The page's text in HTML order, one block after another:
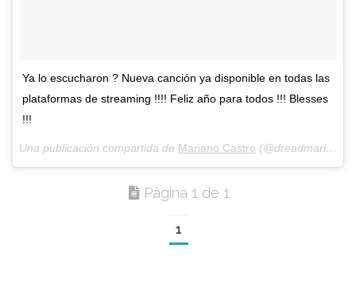
Ya lo escucharon ? Nueva canción ya disponible en todas las
plataformas de streaming !!!! Feliz año para todos !!! Blesses
!!!
Una publicación compartida de Mariano Castro (@dreadmari) el
Página 1 de 1
1